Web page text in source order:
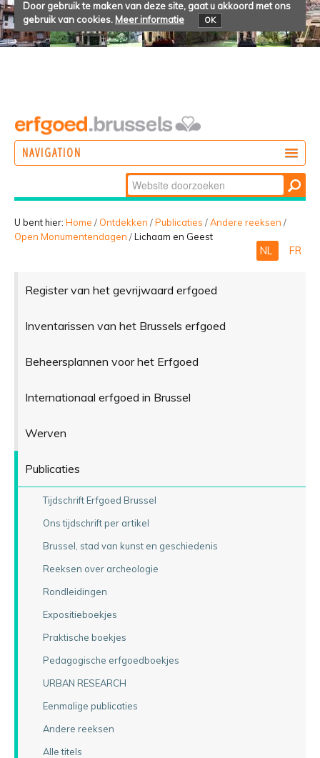
Door gebruik te maken van deze site, gaat u akkoord met ons
gebruik van cookies. Meer informatie OK
NAVIGATION
BELEVEN
Zoek
Geavanceerd
zoeken...
U bent hier: Home / Ontdekken /Publicaties /Andere reeksen /
Open Monumentendagen /Lichaam en Geest
NL FR
Register van het gevrijwaard erfgoed
Inventarissen van het Brussels erfgoed
Beheersplannen voor het Erfgoed
Internationaal erfgoed in Brussel
Werven
Publicaties
Tijdschrift Erfgoed Brussel
Ons tijdschrift per artikel
Brussel, stad van kunst en geschiedenis
Reeksen over archeologie
Rondleidingen
Expositieboekjes
Praktische boekjes
Pedagogische erfgoedboekjes
URBAN RESEARCH
Eenmalige publicaties
Andere reeksen
Alle titels